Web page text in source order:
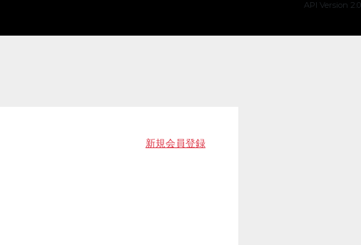
API Version 2.0
新規会員登録